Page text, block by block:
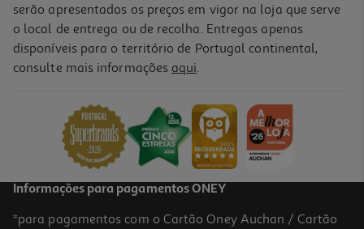
Tinteiro Hp 963 Amarelo
27,99 €
serão apresentados os preços em vigor na loja que serve
o local de entrega ou de recolha. Entregas apenas
disponíveis para o território de Portugal continental,
consulte mais informações aqui.
Informações para pagamentos ONEY
*para pagamentos com o Cartão Oney Auchan / Cartão